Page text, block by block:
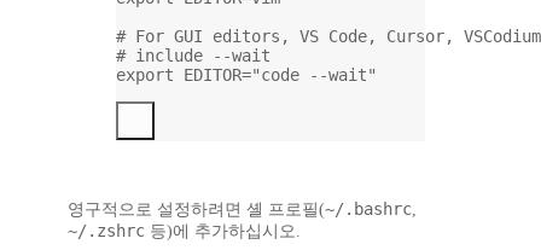
# For GUI editors, VS Code, Cursor,
# include --wait
export EDITOR="code --wait"
영구적으로 설정하려면 셸 프로필(~/.bashrc
~/.zshrc 등)에 추가하십시오.